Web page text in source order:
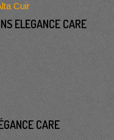
Cuir
ELEGANCE CARE
CARE